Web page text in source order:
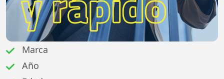
Marca
Año